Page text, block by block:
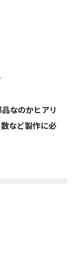
なのかヒアリ
など製作に必